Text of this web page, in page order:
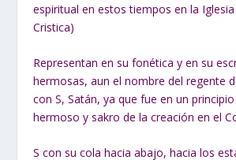
espiritual en estos tiempos en la
Cristica)
Representan en su fonética y en su
hermosas, aun el nombre del regente
con S, Satán, ya que fue en un
hermoso y sakro de la creación en el
S con su cola hacia abajo, hacia los